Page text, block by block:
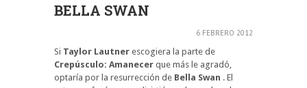
BELLA SWAN
6 FEBRERO 2012
Si Taylor Lautner escogiera la parte de
Crepúsculo: Amanecer que más le agradó,
optaría por la resurrección de Bella Swan . El